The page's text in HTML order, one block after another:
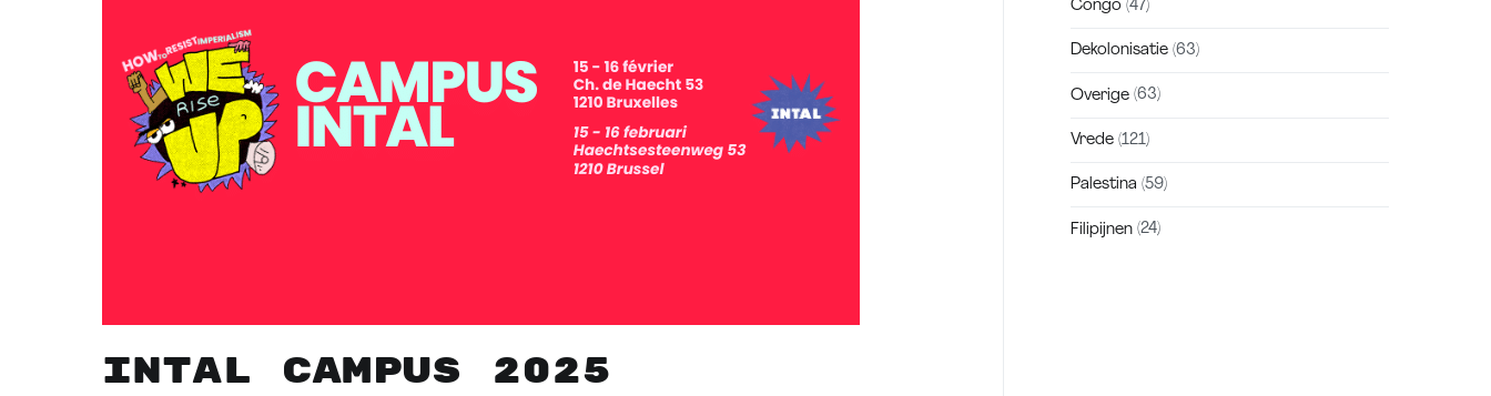
INTAL CAMPUS 2025
Congo (47)
Dekolonisatie (63)
Overige (63)
Vrede (121)
Palestina (59)
Filipijnen (24)